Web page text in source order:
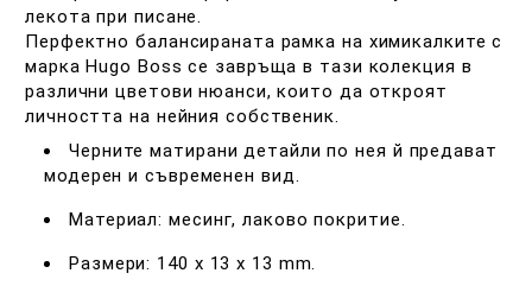
лекота при писане.
Перфектно балансираната рамка на химикалките с
марка Hugo Boss се завръща в тази колекция в
различни цветови нюанси, които да откроят
личността на нейния собственик.
Черните матирани детайли по нея й предават
модерен и съвременен вид.
Материал: месинг, лаково покритие.
Размери: 140 x 13 x 13 mm.